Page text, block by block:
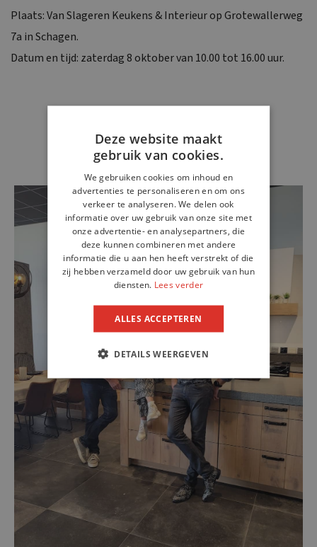
Plaats: Van Slageren Keukens & Interieur op Grotewallerweg
7a in Schagen.
Datum en tijd: zaterdag 8 oktober van 10.00 tot 16.00 uur.
Deze website maakt
gebruik van cookies.
We gebruiken cookies om inhoud en
advertenties te personaliseren en om ons
verkeer te analyseren. We delen ook
informatie over uw gebruik van onze site met
onze advertentie- en analysepartners, die
deze kunnen combineren met andere
informatie die u aan hen heeft verstrekt of die
zij hebben verzameld door uw gebruik van hun
diensten. Lees verder
ALLES ACCEPTEREN
DETAILS WEERGEVEN